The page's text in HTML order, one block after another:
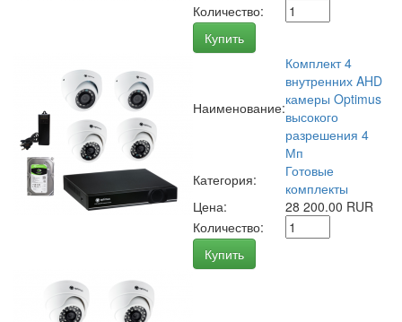
Количество:
Купить
Наименование:
Комплект 4
внутренних AHD
камеры Optimus
высокого
разрешения 4
Мп
Категория:
Готовые
комплекты
Цена:
28 200.00 RUR
Количество:
Купить